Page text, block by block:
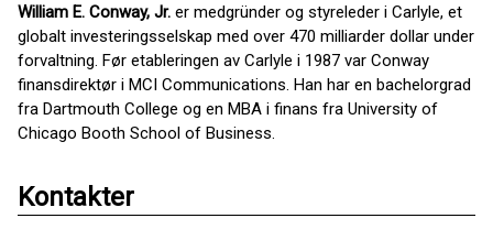
William E. Conway, Jr. er medgründer og styreleder i Carlyle, et
globalt investeringsselskap med over 470 milliarder dollar under
forvaltning. Før etableringen av Carlyle i 1987 var Conway
finansdirektør i MCI Communications. Han har en bachelorgrad
fra Dartmouth College og en MBA i finans fra University of
Chicago Booth School of Business.
Kontakter